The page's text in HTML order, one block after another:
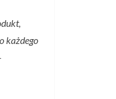
każdego